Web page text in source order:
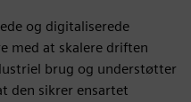
og digitaliserede
med at skalere driften
brug og understøtter
den sikrer ensartet